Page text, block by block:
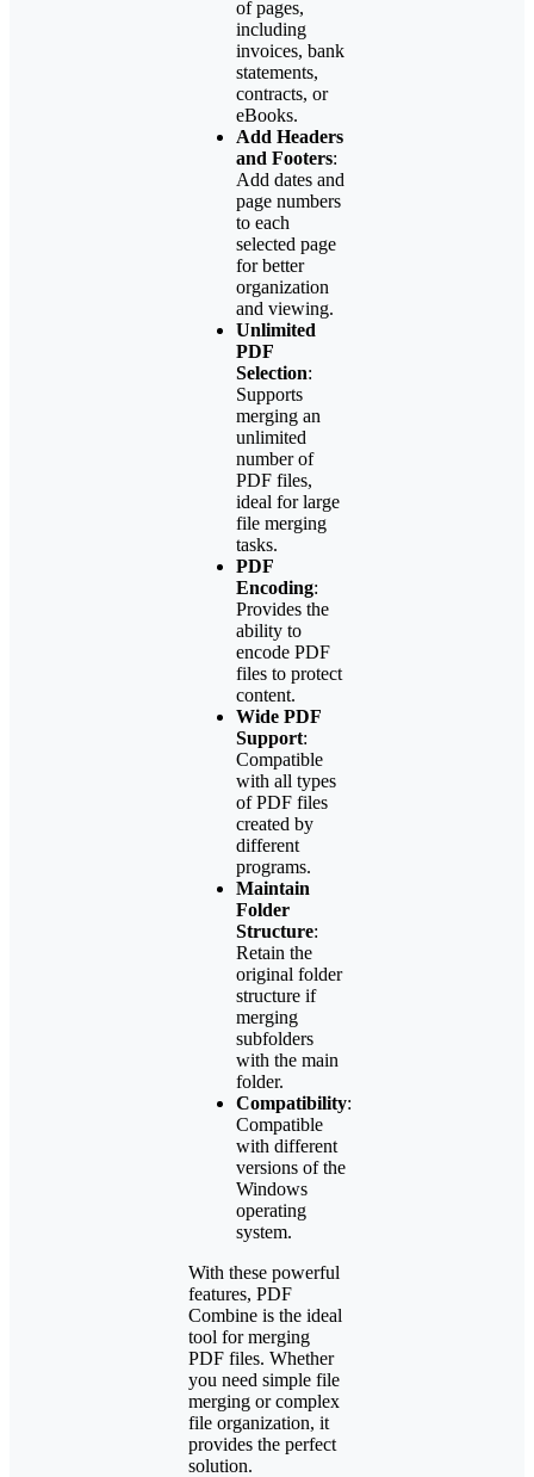
of pages,
including
invoices, bank
statements,
contracts, or
eBooks.
Add Headers
and Footers:
Add dates and
page numbers
to each
selected page
for better
organization
and viewing.
Unlimited
PDF
Selection:
Supports
merging an
unlimited
number of
PDF files,
ideal for large
file merging
tasks.
PDF
Encoding:
Provides the
ability to
encode PDF
files to protect
content.
Wide PDF
Support:
Compatible
with all types
of PDF files
created by
different
programs.
Maintain
Folder
Structure:
Retain the
original folder
structure if
merging
subfolders
with the main
folder.
Compatibility:
Compatible
with different
versions of the
Windows
operating
system.
With these powerful
features, PDF
Combine is the ideal
tool for merging
PDF files. Whether
you need simple file
merging or complex
file organization, it
provides the perfect
solution.